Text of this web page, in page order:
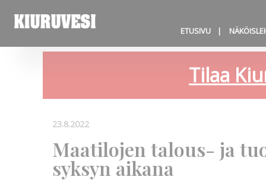
ETUSIVU
Tilaa
23.8.2022
Maatilojen talous- ja
syksyn aikana